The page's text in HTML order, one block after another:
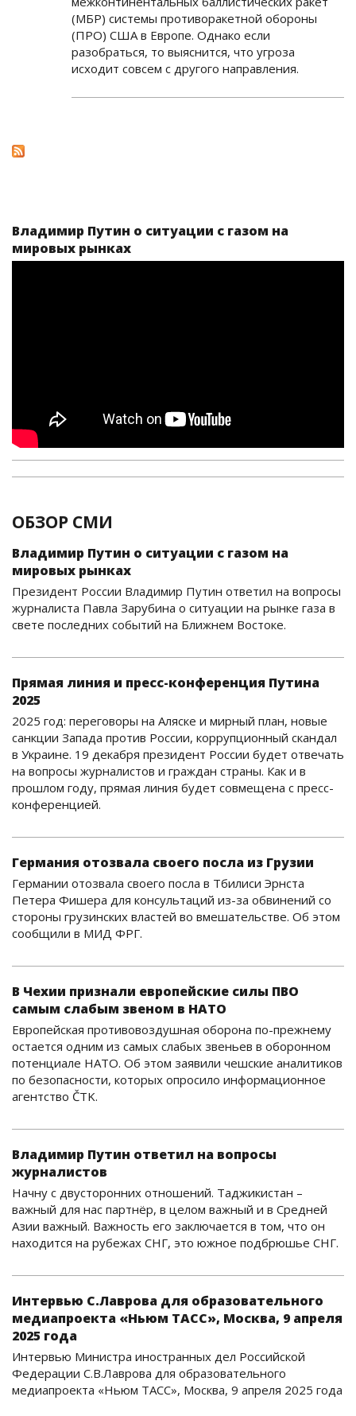
(МБР) системы противоракетной обороны
(ПРО) США в Европе. Однако если
разобраться, то выяснится, что угроза
исходит совсем с другого направления.
Владимир Путин о ситуации с газом на
мировых рынках
ОБЗОР СМИ
Владимир Путин о ситуации с газом на
мировых рынках
Президент России Владимир Путин ответил на вопросы
журналиста Павла Зарубина о ситуации на рынке газа в
свете последних событий на Ближнем Востоке.
Прямая линия и пресс-конференция Путина
2025
2025 год: переговоры на Аляске и мирный план, новые
санкции Запада против России, коррупционный скандал
в Украине. 19 декабря президент России будет отвечать
на вопросы журналистов и граждан страны. Как и в
прошлом году, прямая линия будет совмещена с пресс-
конференцией.
Германия отозвала своего посла из Грузии
Германии отозвала своего посла в Тбилиси Эрнста
Петера Фишера для консультаций из-за обвинений со
стороны грузинских властей во вмешательстве. Об этом
сообщили в МИД ФРГ.
В Чехии признали европейские силы ПВО
самым слабым звеном в НАТО
Европейская противовоздушная оборона по-прежнему
остается одним из самых слабых звеньев в оборонном
потенциале НАТО. Об этом заявили чешские аналитиков
по безопасности, которых опросило информационное
агентство ČTK.
Владимир Путин ответил на вопросы
журналистов
Начну с двусторонних отношений. Таджикистан –
важный для нас партнёр, в целом важный и в Средней
Азии важный. Важность его заключается в том, что он
находится на рубежах СНГ, это южное подбрюшье СНГ.
Интервью С.Лаврова для образовательного
медиапроекта «Ньюм ТАСС», Москва, 9 апреля
2025 года
Интервью Министра иностранных дел Российской
Федерации С.В.Лаврова для образовательного
медиапроекта «Ньюм ТАСС», Москва, 9 апреля 2025 года